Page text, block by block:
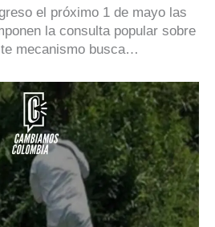
el próximo 1 de mayo las
la consulta popular sobre
mecanismo busca…